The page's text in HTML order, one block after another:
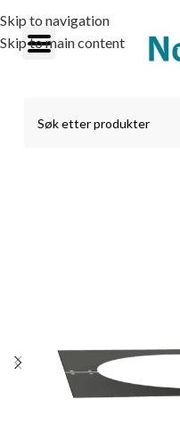
Skip to navigation
Skip to main content